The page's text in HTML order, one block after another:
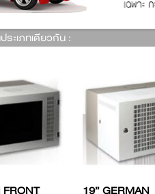
ะเภทเดียวกัน :